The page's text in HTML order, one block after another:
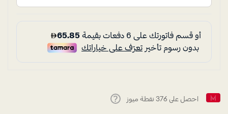
احصل على 376 نقطة ميوز